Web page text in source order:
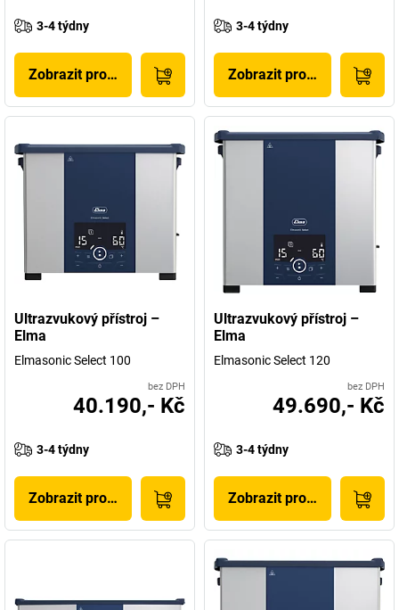
3-4 týdny
Zobrazit produkt
3-4 týdny
Zobrazit produkt
Ultrazvukový přístroj –
Elma
Elmasonic Select 100
bez DPH
40.190,- Kč
3-4 týdny
Zobrazit produkt
Ultrazvukový přístroj –
Elma
Elmasonic Select 120
bez DPH
49.690,- Kč
3-4 týdny
Zobrazit produkt